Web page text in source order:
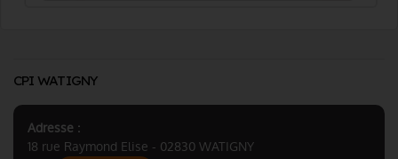
CPI WATIGNY
Adresse :
18 rue Raymond Elise - 02830 WATIGNY